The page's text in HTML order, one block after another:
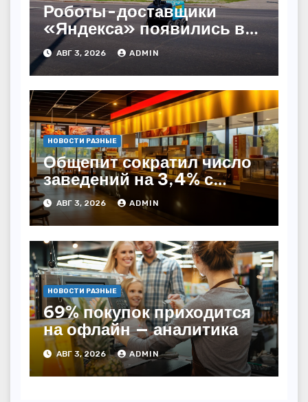
Роботы-доставщики
«Яндекса» появились в
Казахстане
АВГ 3, 2026 ADMIN
НОВОСТИ РАЗНЫЕ
Общепит сократил число
заведений на 3,4% с
начала года — INFOLine
АВГ 3, 2026 ADMIN
НОВОСТИ РАЗНЫЕ
69% покупок приходится
на офлайн — аналитика
АВГ 3, 2026 ADMIN